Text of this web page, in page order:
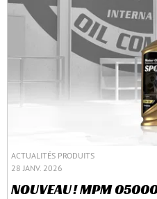
ACTUALITÉS PRODUITS
28 JANV. 2026
NOUVEAU ! MPM